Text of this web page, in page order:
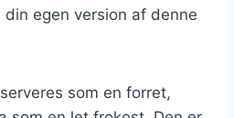
egen version af denne
som en forret,